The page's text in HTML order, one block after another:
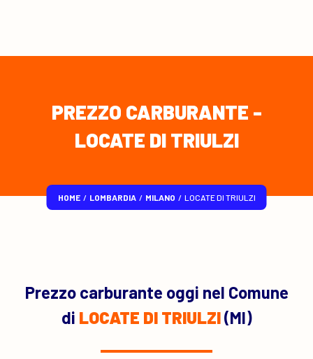
PREZZO CARBURANTE -
LOCATE DI TRIULZI
HOME / LOMBARDIA / MILANO / LOCATE DI TRIULZI
Prezzo carburante oggi nel Comune
di LOCATE DI TRIULZI(MI)